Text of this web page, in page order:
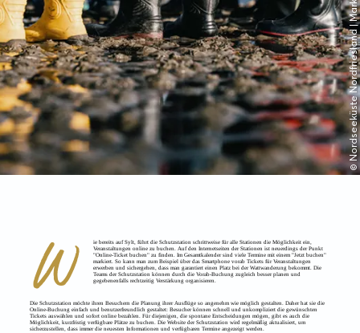
© Nordseeküste Nordfriesland | Markus Rohrbacher
W
ie bereits auf Sylt, führt die Schutzstation schrittweise für alle Stationen die Möglichkeit ein,
Veranstaltungen online zu buchen. Auf den Internetseiten der Stationen ist neuerdings der Punkt
"Online-Ticket buchen" zu finden. Im Gesamtkalender sind viele Termine mit einem "Jetzt buchen"
markiert. So kann man zum Beispiel über das Smartphone vorab Tickets für Veranstaltungen
erwerben und sichergehen, dass man garantiert einen Platz bei der Wattwanderung bekommt. Die
Teams der Schutzstation können durch die Vorab-Buchung zugleich besser planen und
gegebenenfalls rechtzeitig Verstärkung organisieren.
Die Schutzstation möchte ihren Besuchern die Planung ihrer Ausflüge so angenehm wie möglich gestalten. Daher hat sie die
Online-Buchung einfach und benutzerfreundlich gestaltet: Besucher können schnell und unkompliziert die gewünschten
Tickets auswählen und sofort online bezahlen. Für diejenigen, die spontane Entscheidungen mögen, gibt es auch die
Möglichkeit, kurzfristig verfügbare Plätze zu buchen. Die Website der Schutzstation wird regelmäßig aktualisiert, um
sicherzustellen, dass immer die neuesten Informationen und verfügbaren Termine angezeigt werden.